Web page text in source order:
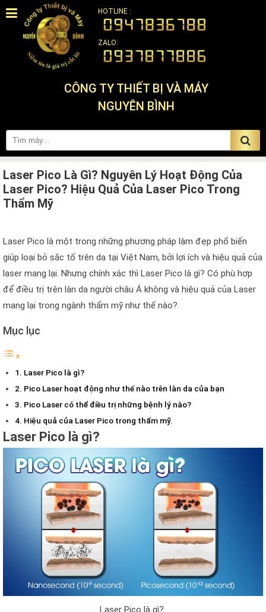
CÔNG TY THIẾT BỊ VÀ MÁY
NGUYÊN BÌNH
HOTLINE :
ZALO:
Laser Pico Là Gì? Nguyên Lý Hoạt Động Của
Laser Pico? Hiệu Quả Của Laser Pico Trong
Thẩm Mỹ
Laser Pico là một trong những phương pháp làm đẹp phổ biến
giúp loại bỏ sắc tố trên da tại Việt Nam, bởi lợi ích và hiệu quả của
laser mang lại. Nhưng chính xác thì Laser Pico là gì? Có phù hợp
để điều trị trên làn da người châu Á không và hiệu quả của Laser
mang lại trong ngành thẩm mỹ như thế nào?
Mục lục
Laser Pico là gì?
Pico Laser hoạt động như thế nào trên làn da của bạn
Pico Laser có thể điều trị những bệnh lý nào?
Hiệu quả của Laser Pico trong thẩm mỹ.
Laser Pico là gì?
Laser Pico là gì?